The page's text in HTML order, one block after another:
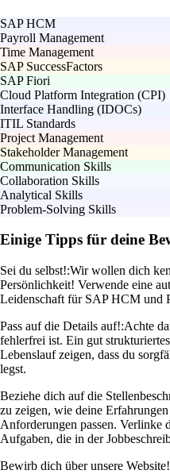
SAP HCM
Payroll Management
Time Management
SAP SuccessFactors
SAP Fiori
Cloud Platform Integration (CPI)
Interface Handling (IDOCs)
ITIL Standards
Project Management
Stakeholder Management
Communication Skills
Collaboration Skills
Analytical Skills
Problem-Solving Skills
Einige Tipps für deine
Sei du selbst!:Wir wollen dich
Persönlichkeit! Verwende eine
Leidenschaft für SAP HCM und
Pass auf die Details auf!:Achte
fehlerfrei ist. Ein gut
Lebenslauf zeigen, dass du
legst.
Beziehe dich auf die
zu zeigen, wie deine
Anforderungen passen. Verlinke
Aufgaben, die in der
Bewirb dich über unsere